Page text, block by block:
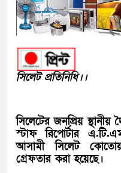
সিলেট প্রতিনিধি।।
সিলেটের জনপ্রিয় স্থানীয়
স্টাফ রিপোর্টার
আসামী সিলেট
গ্রেফতার করা হয়েছে।